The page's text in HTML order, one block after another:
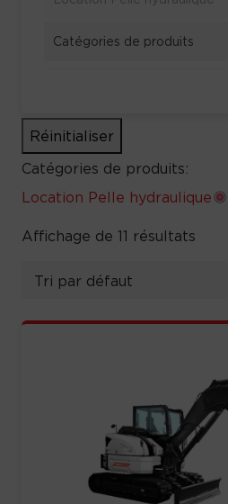
Catégories de produits
Réinitialiser
Catégories de produits:
Location Pelle hydraulique
Affichage de 11 résultats